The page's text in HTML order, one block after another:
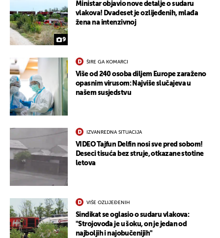
9
Ministar objavio nove detalje o sudaru
vlakova! Dvadeset je ozlijeđenih, mlađa
žena na intenzivnoj
ŠIRE GA KOMARCI
Više od 240 osoba diljem Europe zaraženo
opasnim virusom: Najviše slučajeva u
našem susjedstvu
IZVANREDNA SITUACIJA
VIDEO Tajfun Delfin nosi sve pred sobom!
Deseci tisuća bez struje, otkazane stotine
letova
VIŠE OZLIJEĐENIH
Sindikat se oglasio o sudaru vlakova:
"Strojovođa je u šoku, on je jedan od
najboljih i najobučenijih"